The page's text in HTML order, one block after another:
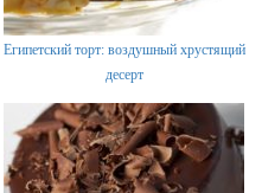
Египетский торт: воздушный хрустящий
десерт